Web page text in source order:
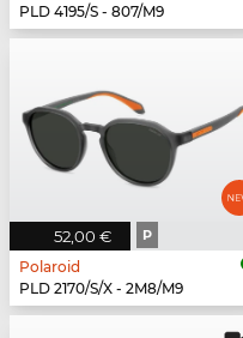
PLD 4195/S - 807/M9
52,00 € P
Polaroid
PLD 2170/S/X - 2M8/M9